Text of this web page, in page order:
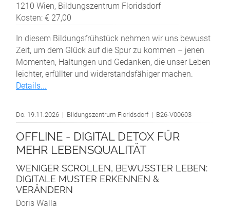
1210 Wien, Bildungszentrum Floridsdorf
Kosten: € 27,00
In diesem Bildungsfrühstück nehmen wir uns bewusst
Zeit, um dem Glück auf die Spur zu kommen – jenen
Momenten, Haltungen und Gedanken, die unser Leben
leichter, erfüllter und widerstandsfähiger machen.
Details...
Do. 19.11.2026 | Bildungszentrum Floridsdorf | B26-V00603
OFFLINE - DIGITAL DETOX FÜR
MEHR LEBENSQUALITÄT
WENIGER SCROLLEN, BEWUSSTER LEBEN:
DIGITALE MUSTER ERKENNEN &
VERÄNDERN
Doris Walla